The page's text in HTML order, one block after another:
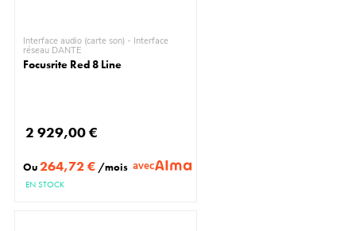
Interface audio (carte son) - Interface
réseau DANTE
Focusrite Red 8 Line
2 929,00 €
Ou264,72 € /mois avec
EN STOCK